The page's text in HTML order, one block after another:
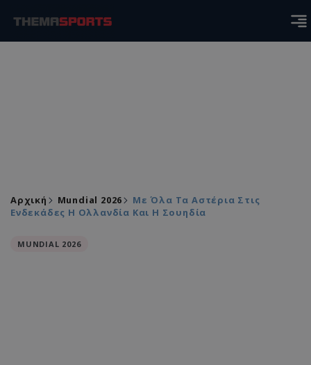
Αρχική Mundial 2026
Με Όλα Τα Αστέρια Στις
Ενδεκάδες Η Ολλανδία Και Η Σουηδία
MUNDIAL 2026